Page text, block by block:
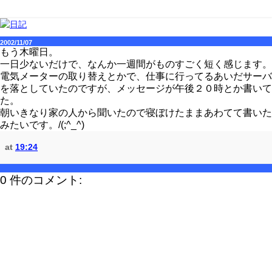
2002/11/07
もう木曜日。
一日少ないだけで、なんか一週間がものすごく短く感じます。
電気メーターの取り替えとかで、仕事に行ってるあいだサーバ
を落としていたのですが、メッセージが午後２０時とか書いて
た。
朝いきなり家の人から聞いたので寝ぼけたままあわてて書いた
みたいです。/(;^_^)
at 19:24
0 件のコメント: